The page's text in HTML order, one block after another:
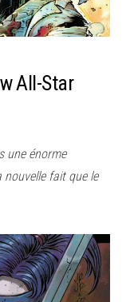
All-Star
une énorme
nouvelle fait que le